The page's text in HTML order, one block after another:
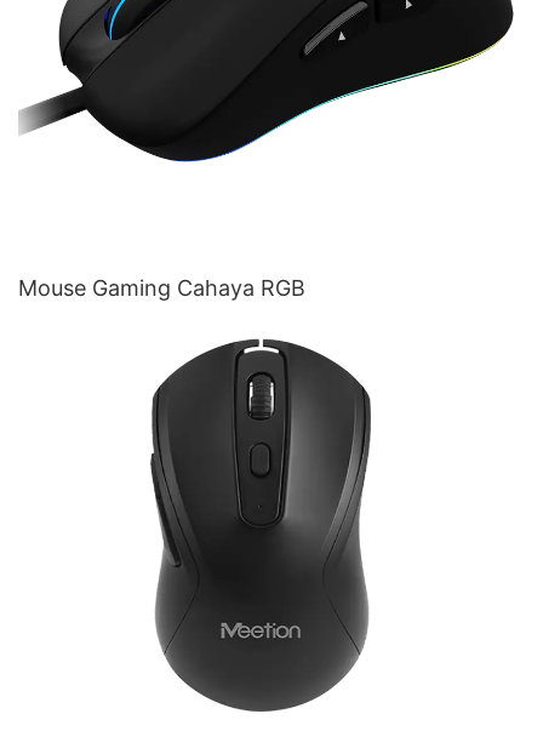
Mouse Gaming Cahaya RGB